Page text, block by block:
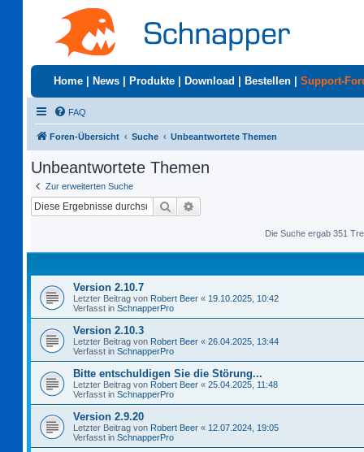
Home News Produkte Download Bestellen Support-
FAQ
Foren-Übersicht Suche Unbeantwortete Themen
Unbeantwortete Themen
Zur erweiterten Suche
Suche
Die Suche ergab 351
Version 2.10.7
Letzter Beitrag von Robert Beer « 19.10.2025, 10:42
Verfasst in SchnapperPro
Version 2.10.3
Letzter Beitrag von Robert Beer « 26.04.2025, 13:44
Verfasst in SchnapperPro
Bitte entschuldigen Sie die Störung...
Letzter Beitrag von Robert Beer « 25.04.2025, 11:48
Verfasst in SchnapperPro
Version 2.9.20
Letzter Beitrag von Robert Beer « 12.07.2024, 19:05
Verfasst in SchnapperPro